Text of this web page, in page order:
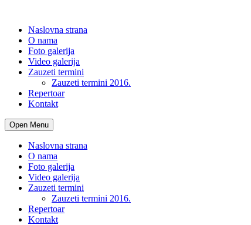
Naslovna strana
O nama
Foto galerija
Video galerija
Zauzeti termini
Zauzeti termini 2016.
Repertoar
Kontakt
Open Menu
Naslovna strana
O nama
Foto galerija
Video galerija
Zauzeti termini
Zauzeti termini 2016.
Repertoar
Kontakt